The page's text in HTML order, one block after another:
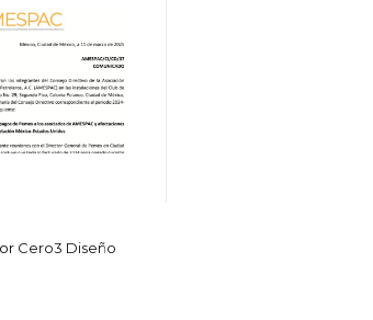
Cero3 Diseño